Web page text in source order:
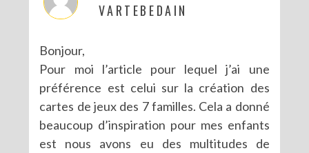
VARTEBEDAIN
Bonjour,
Pour moi l’article pour lequel j’ai une
préférence est celui sur la création des
cartes de jeux des 7 familles. Cela a donné
beaucoup d’inspiration pour mes enfants
est nous avons eu des multitudes de